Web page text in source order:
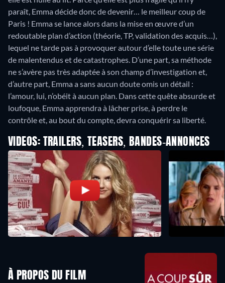
paraît, Emma décide donc de devenir… le meilleur coup de
Paris ! Emma se lance alors dans la mise en œuvre d’un
redoutable plan d’action (théorie, TP, validation des acquis…),
lequel ne tarde pas à provoquer autour d’elle toute une série
de malentendus et de catastrophes. D’une part, sa méthode
ne s’avère pas très adaptée à son champ d’investigation et,
d’autre part, Emma a sans aucun doute omis un détail :
l’amour, lui, n’obéit à aucun plan. Dans cette quête absurde et
loufoque, Emma apprendra à lâcher prise, à perdre le
contrôle et, au bout du compte, devra conquérir sa liberté.
VIDEOS: TRAILERS, TEASERS, BANDES-ANNONCES
À PROPOS DU FILM